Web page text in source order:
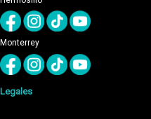
Monterrey
Legales